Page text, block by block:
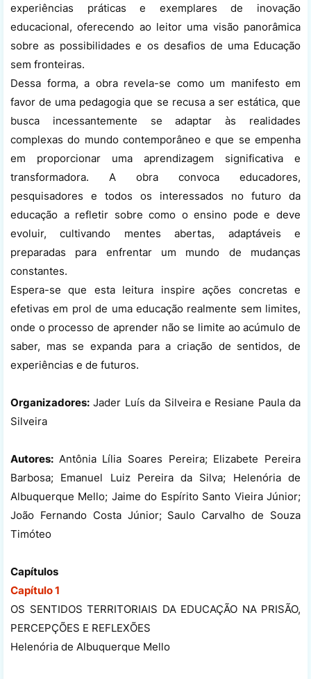
experiências práticas e exemplares de inovação
educacional, oferecendo ao leitor uma visão panorâmica
sobre as possibilidades e os desafios de uma Educação
sem fronteiras.
Dessa forma, a obra revela-se como um manifesto em
favor de uma pedagogia que se recusa a ser estática, que
busca incessantemente se adaptar às realidades
complexas do mundo contemporâneo e que se empenha
em proporcionar uma aprendizagem significativa e
transformadora. A obra convoca educadores,
pesquisadores e todos os interessados no futuro da
educação a refletir sobre como o ensino pode e deve
evoluir, cultivando mentes abertas, adaptáveis e
preparadas para enfrentar um mundo de mudanças
constantes.
Espera-se que esta leitura inspire ações concretas e
efetivas em prol de uma educação realmente sem limites,
onde o processo de aprender não se limite ao acúmulo de
saber, mas se expanda para a criação de sentidos, de
experiências e de futuros.
Organizadores: Jader Luís da Silveira e Resiane Paula da
Silveira
Autores: Antônia Lília Soares Pereira; Elizabete Pereira
Barbosa; Emanuel Luiz Pereira da Silva; Helenória de
Albuquerque Mello; Jaime do Espírito Santo Vieira Júnior;
João Fernando Costa Júnior; Saulo Carvalho de Souza
Timóteo
Capítulos
Capítulo 1
OS SENTIDOS TERRITORIAIS DA EDUCAÇÃO NA PRISÃO,
PERCEPÇÕES E REFLEXÕES
Helenória de Albuquerque Mello